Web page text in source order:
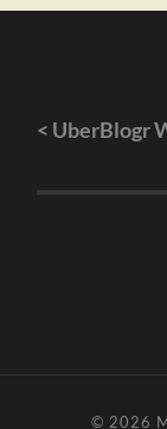
< UberBlogr
© 2026